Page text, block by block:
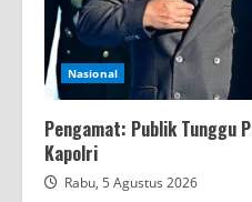
Nasional
Pengamat: Publik Tunggu
Kapolri
Rabu, 5 Agustus 2026